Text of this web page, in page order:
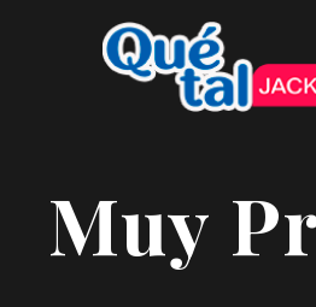
Muy